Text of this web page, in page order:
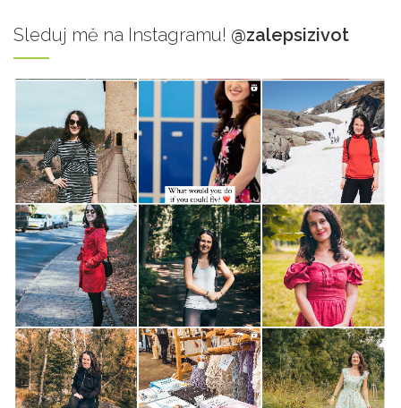
Sleduj mě na Instagramu! @zalepsizivot